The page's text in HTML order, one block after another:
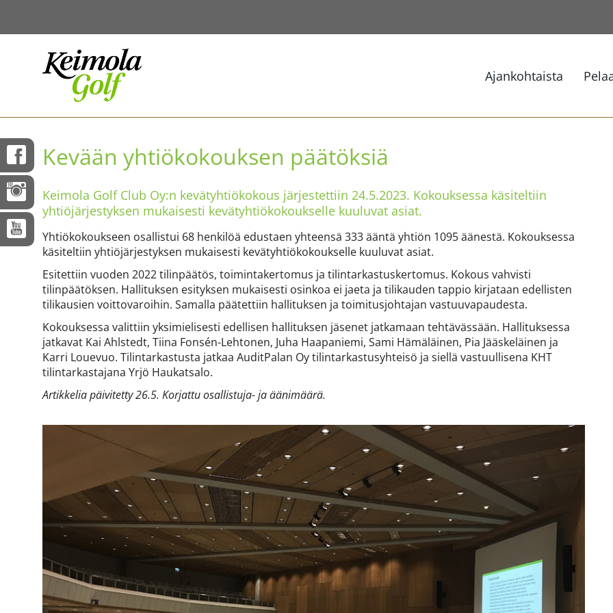
Ajankohtaista
Kevään yhtiökokouksen päätöksiä
Keimola Golf Club Oy:n kevätyhtiökokous järjestettiin 24.5.2023. Kokouksessa käsiteltiin
yhtiöjärjestyksen mukaisesti kevätyhtiökokoukselle kuuluvat asiat.
Yhtiökokoukseen osallistui 68 henkilöä edustaen yhteensä 333 ääntä yhtiön 1095 äänestä. Kokouksessa
käsiteltiin yhtiöjärjestyksen mukaisesti kevätyhtiökokoukselle kuuluvat asiat.
Esitettiin vuoden 2022 tilinpäätös, toimintakertomus ja tilintarkastuskertomus. Kokous vahvisti
tilinpäätöksen. Hallituksen esityksen mukaisesti osinkoa ei jaeta ja tilikauden tappio kirjataan edellisten
tilikausien voittovaroihin. Samalla päätettiin hallituksen ja toimitusjohtajan vastuuvapaudesta.
Kokouksessa valittiin yksimielisesti edellisen hallituksen jäsenet jatkamaan tehtävässään. Hallituksessa
jatkavat Kai Ahlstedt, Tiina Fonsén-Lehtonen, Juha Haapaniemi, Sami Hämäläinen, Pia Jääskeläinen ja
Karri Louevuo. Tilintarkastusta jatkaa AuditPalan Oy tilintarkastusyhteisö ja siellä vastuullisena KHT
tilintarkastajana Yrjö Haukatsalo.
Artikkelia päivitetty 26.5. Korjattu osallistuja- ja äänimäärä.